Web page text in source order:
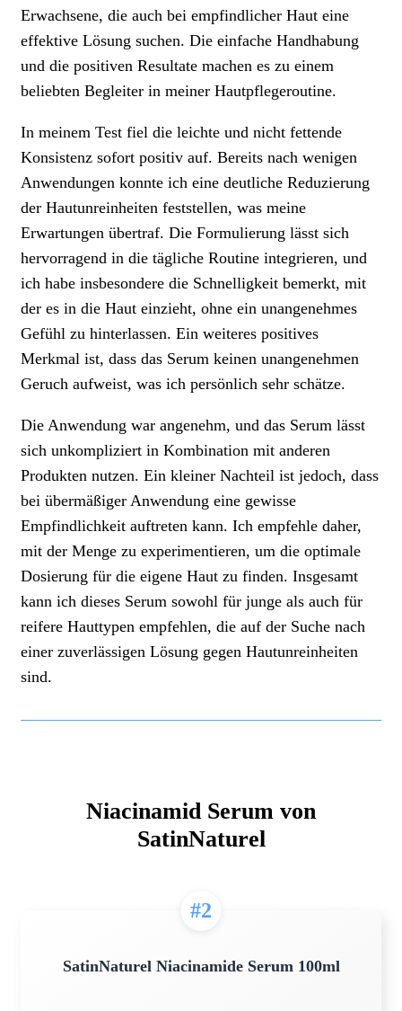
Erwachsene, die auch bei empfindlicher Haut eine
effektive Lösung suchen. Die einfache Handhabung
und die positiven Resultate machen es zu einem
beliebten Begleiter in meiner Hautpflegeroutine.
In meinem Test fiel die leichte und nicht fettende
Konsistenz sofort positiv auf. Bereits nach wenigen
Anwendungen konnte ich eine deutliche Reduzierung
der Hautunreinheiten feststellen, was meine
Erwartungen übertraf. Die Formulierung lässt sich
hervorragend in die tägliche Routine integrieren, und
ich habe insbesondere die Schnelligkeit bemerkt, mit
der es in die Haut einzieht, ohne ein unangenehmes
Gefühl zu hinterlassen. Ein weiteres positives
Merkmal ist, dass das Serum keinen unangenehmen
Geruch aufweist, was ich persönlich sehr schätze.
Die Anwendung war angenehm, und das Serum lässt
sich unkompliziert in Kombination mit anderen
Produkten nutzen. Ein kleiner Nachteil ist jedoch, dass
bei übermäßiger Anwendung eine gewisse
Empfindlichkeit auftreten kann. Ich empfehle daher,
mit der Menge zu experimentieren, um die optimale
Dosierung für die eigene Haut zu finden. Insgesamt
kann ich dieses Serum sowohl für junge als auch für
reifere Hauttypen empfehlen, die auf der Suche nach
einer zuverlässigen Lösung gegen Hautunreinheiten
sind.
Niacinamid Serum von
SatinNaturel
#2
SatinNaturel Niacinamide Serum 100ml